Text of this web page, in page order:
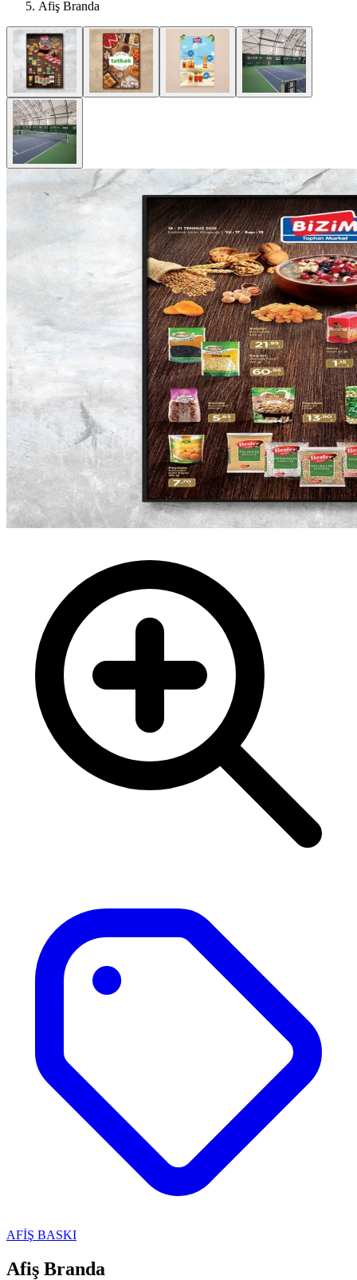
Afiş Branda
AFİŞ BASKI
Afiş Branda